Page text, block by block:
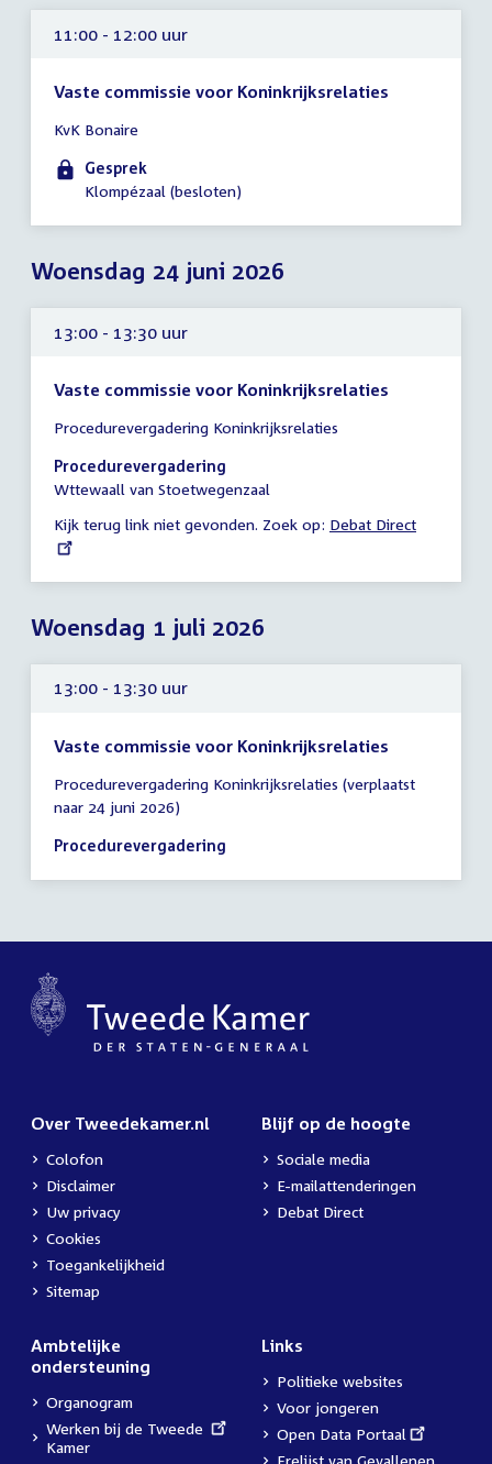
11:00 - 12:00 uur
Vaste commissie voor Koninkrijksrelaties
vergadering
11:00
-
uur
KvK Bonaire
Gesprek
Klompézaal (besloten)
Woensdag 24 juni 2026
13:00 - 13:30 uur
Vaste commissie voor Koninkrijksrelaties
vergadering
13:00
-
uur
Procedurevergadering Koninkrijksrelaties
Procedurevergadering
Wttewaall van Stoetwegenzaal
Kijk terug link niet gevonden. Zoek op: External
Debat Direct
Woensdag 1 juli 2026
13:00 - 13:30 uur
Vaste commissie voor Koninkrijksrelaties
vergadering
13:00
-
uur
Procedurevergadering Koninkrijksrelaties (verplaatst
naar 24 juni 2026)
Procedurevergadering
Over Tweedekamer.nl
Colofon
Disclaimer
Uw privacy
Cookies
Toegankelijkheid
Sitemap
Blijf op de hoogte
Sociale media
E-mailattenderingen
Debat Direct
Ambtelijke
ondersteuning
Organogram
External
link:
Werken bij de Tweede
Kamer
Links
Politieke websites
Voor jongeren
External
link:
Open Data Portaal
Erelijst van Gevallenen